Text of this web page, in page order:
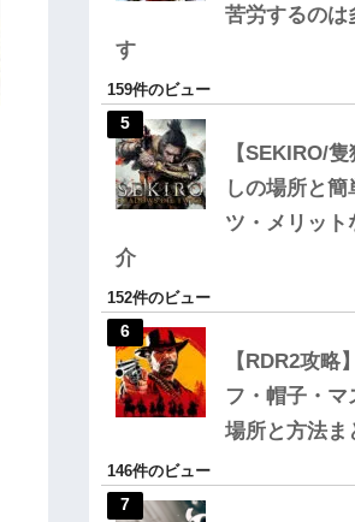
苦労するのは
す
159件のビュー
【SEKIRO/
しの場所と簡
ツ・メリット
介
152件のビュー
【RDR2攻略
フ・帽子・マ
場所と方法ま
146件のビュー